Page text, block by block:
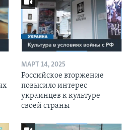
МАРТ 14, 2025
Российское вторжение
повысило интерес
украинцев к культуре
своей страны